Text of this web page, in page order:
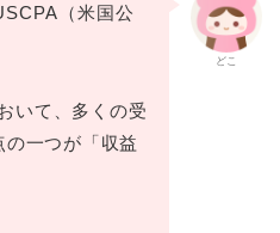
どこ
（米国公
いて、多くの受
一つが「収益